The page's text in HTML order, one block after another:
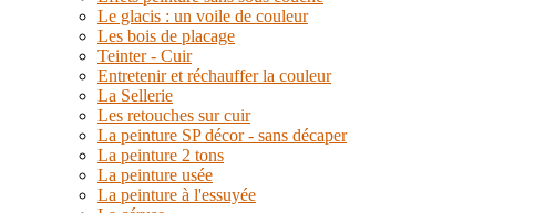
Le glacis : un voile de couleur
Les bois de placage
Teinter - Cuir
Entretenir et réchauffer la couleur
La Sellerie
Les retouches sur cuir
La peinture SP décor - sans décaper
La peinture 2 tons
La peinture usée
La peinture à l'essuyée